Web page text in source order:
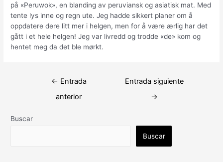
på «Peruwok», en blanding av peruviansk og asiatisk mat. Med
tente lys inne og regn ute. Jeg hadde sikkert planer om å
oppdatere dere litt mer i helgen, men for å være ærlig har det
gått i et hele helgen! Jeg var livredd og trodde «de» kom og
hentet meg da det ble mørkt.
Navegación
← Entrada
anterior
Entrada siguiente
→
Buscar
Buscar